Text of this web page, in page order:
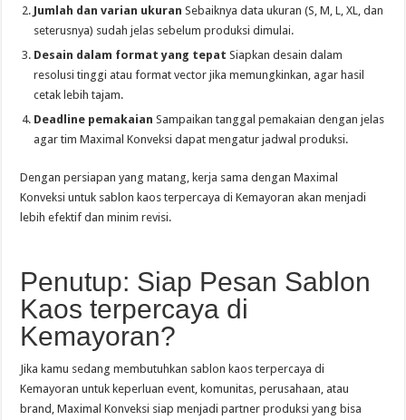
Jumlah dan varian ukuran Sebaiknya data ukuran (S, M, L, XL, dan
seterusnya) sudah jelas sebelum produksi dimulai.
Desain dalam format yang tepat Siapkan desain dalam
resolusi tinggi atau format vector jika memungkinkan, agar hasil
cetak lebih tajam.
Deadline pemakaian Sampaikan tanggal pemakaian dengan jelas
agar tim Maximal Konveksi dapat mengatur jadwal produksi.
Dengan persiapan yang matang, kerja sama dengan Maximal
Konveksi untuk sablon kaos terpercaya di Kemayoran akan menjadi
lebih efektif dan minim revisi.
Penutup: Siap Pesan Sablon
Kaos terpercaya di
Kemayoran?
Jika kamu sedang membutuhkan sablon kaos terpercaya di
Kemayoran untuk keperluan event, komunitas, perusahaan, atau
brand, Maximal Konveksi siap menjadi partner produksi yang bisa